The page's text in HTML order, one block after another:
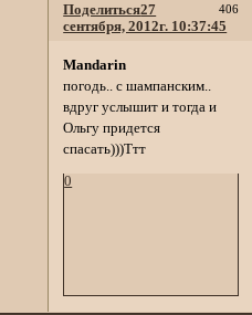
Поделиться 406
27
сентября, 2012г. 10:37:45
Mandarin
погодь.. с шампанским..
вдруг услышит и тогда и
Ольгу придется
спасать)))Ттт
0